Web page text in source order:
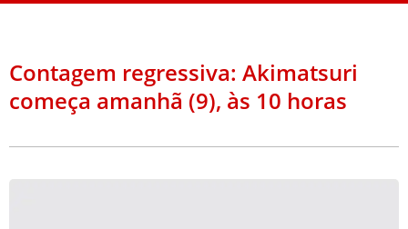
Contagem regressiva: Akimatsuri
começa amanhã (9), às 10 horas